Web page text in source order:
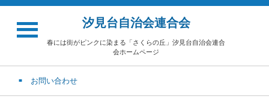
汐見台自治会連合会
春には街がピンクに染まる「さくらの丘」汐見台自治会連合
会ホームページ
お問い合わせ
02:00
03:00